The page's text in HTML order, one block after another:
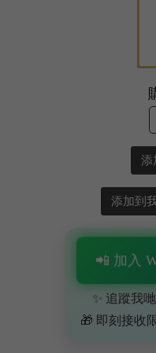
添
添加到
📲 加入
✨ 追蹤我
🎁 即刻接收